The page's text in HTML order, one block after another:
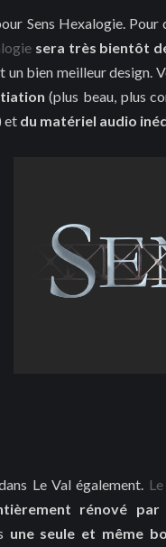
Sens Hexalogie. Pour
sera très bientôt
bien meilleur design.
(plus beau, plus
et du matériel audio
Le Val également.
rénové par
une seule et même